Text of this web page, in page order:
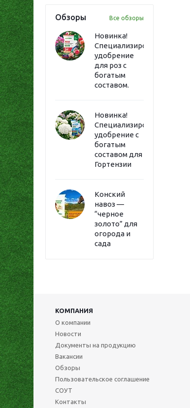
Обзоры Все обзоры
Новинка!
Специализированное
удобрение
для роз с
богатым
составом.
Новинка!
Специализированное
удобрение с
богатым
составом для
Гортензии
Конский
навоз —
“черное
золото” для
огорода и
сада
КОМПАНИЯ
О компании
Новости
Документы на продукцию
Вакансии
Обзоры
Пользовательское соглашение
СОУТ
Контакты